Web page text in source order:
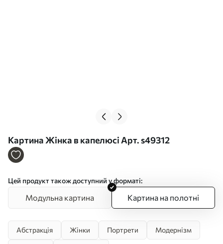
Картина Жінка в капелюсі Арт. s49312
Цей продукт також доступний у форматі:
Модульна картина Картина на полотні
Абстракція Жінки Портрети Модернізм